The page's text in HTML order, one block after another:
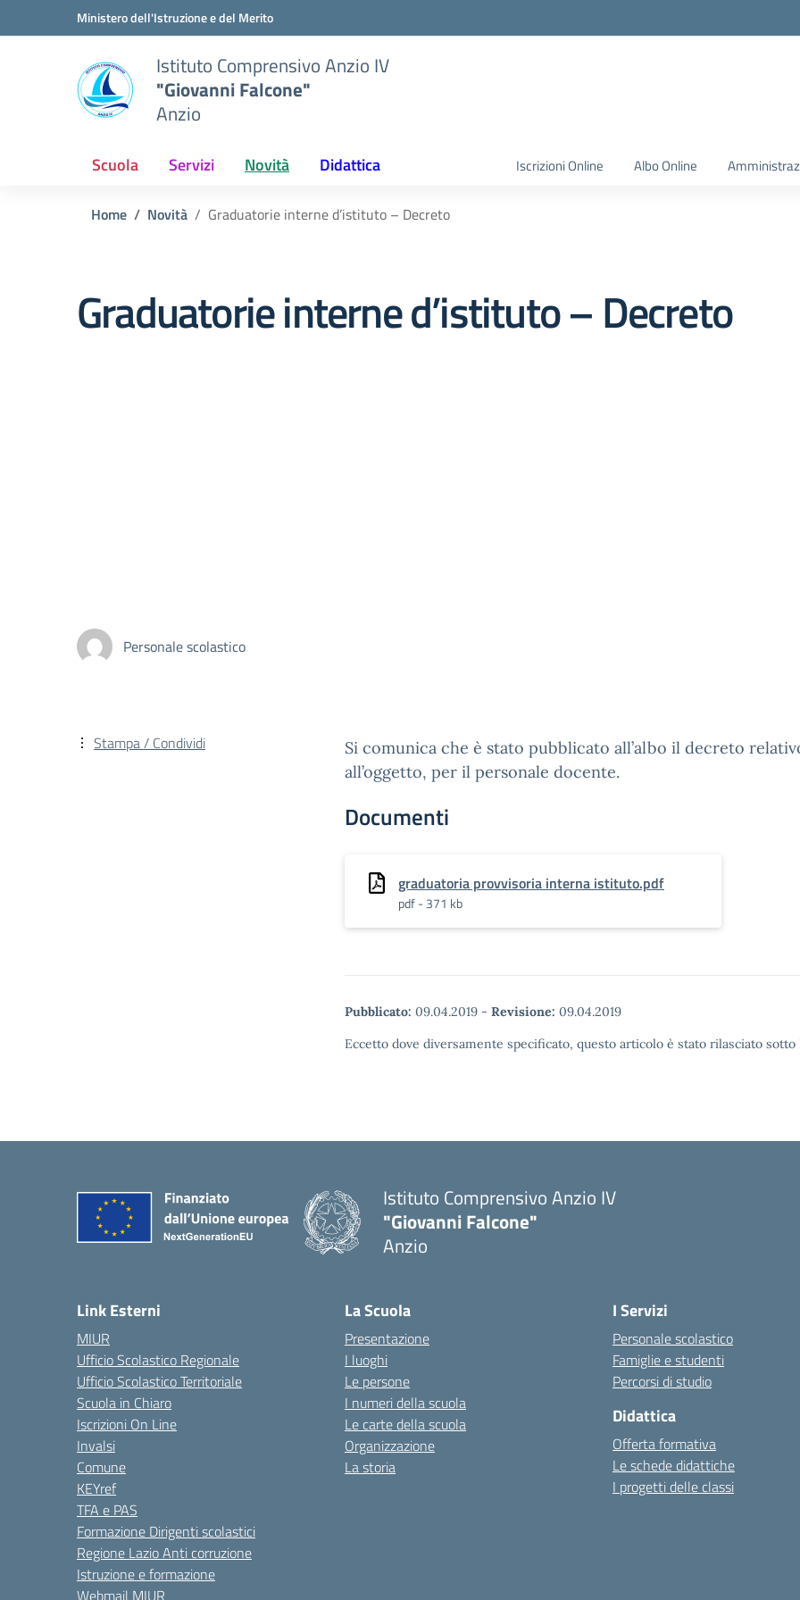
Vai ai contenuti
Vai al menu di navigazioneMinistero dell'Istruzione e del Merito
Istituto Comprensivo Anzio IV
"Giovanni Falcone"
Anzio
Scuola Servizi Novità Didattica Iscrizioni Online Albo Online
Home Novità Graduatorie interne d’istituto – Decreto
Graduatorie interne d’istituto – Decreto
Personale scolastico
Si comunica che è stato pubblicato all’albo il decreto
all’oggetto, per il personale docente.
Documenti
graduatoria provvisoria interna istituto.pdf
pdf - 371 kb
Pubblicato: 09.04.2019 - Revisione: 09.04.2019
Eccetto dove diversamente specificato, questo articolo è stato rilasciato
Stampa / Condividi
Istituto Comprensivo Anzio IV
"Giovanni Falcone"
Anzio
Link Esterni
MIUR
Ufficio Scolastico Regionale
Ufficio Scolastico Territoriale
Scuola in Chiaro
Iscrizioni On Line
Invalsi
Comune
KEYref
TFA e PAS
Formazione Dirigenti scolastici
Regione Lazio Anti corruzione
Istruzione e formazione
Webmail MIUR
La Scuola
Presentazione
I luoghi
Le persone
I numeri della scuola
Le carte della scuola
Organizzazione
La storia
I Servizi
Personale scolastico
Famiglie e studenti
Percorsi di studio
Didattica
Offerta formativa
Le schede didattiche
I progetti delle classi